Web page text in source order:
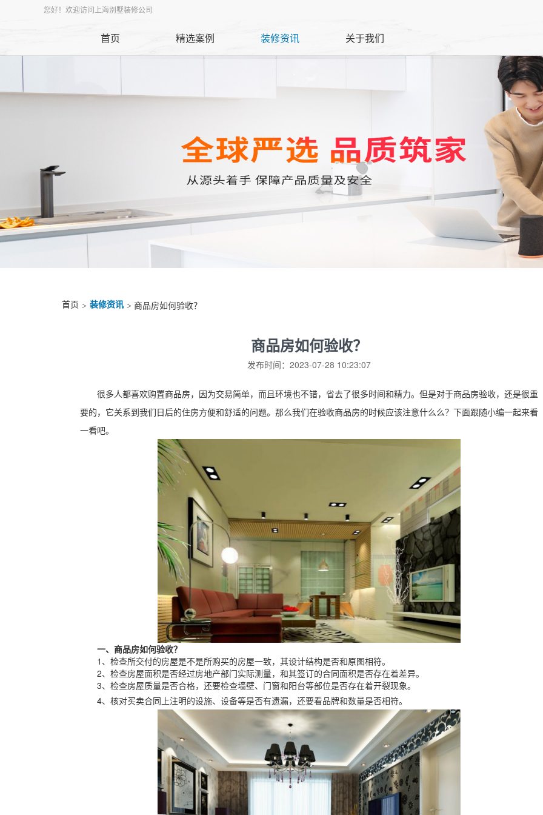
您好！欢迎访问上海别墅装修公司
首页 精选案例 装修资讯 关于我们
首页 > 装修资讯 > 商品房如何验收？
商品房如何验收？
发布时间：2023-07-28 10:23:07
很多人都喜欢购置商品房，因为交易简单，而且环境也不错，省去了很多时间和精力。但是对于商品房验收，还是很重
要的，它关系到我们日后的住房方便和舒适的问题。那么我们在验收商品房的时候应该注意什么么？下面跟随小编一起来看
一看吧。
一、商品房如何验收？
1、检查所交付的房屋是不是所购买的房屋一致，其设计结构是否和原图相符。
2、检查房屋面积是否经过房地产部门实际测量，和其签订的合同面积是否存在着差异。
3、检查房屋质量是否合格，还要检查墙壁、门窗和阳台等部位是否存在着开裂现象。
4、核对买卖合同上注明的设施、设备等是否有遗漏，还要看品牌和数量是否相符。